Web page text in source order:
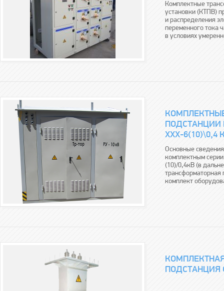
Комплектные
установки (КТПВ)
и распределения
переменного тока
в условиях
ПОДСТАНЦИИ
ХХХ-6(10)\0,4
Основные
комплектным
(10)/0,4кВ (в
трансформаторная
комплект
ПОДСТАНЦИЯ